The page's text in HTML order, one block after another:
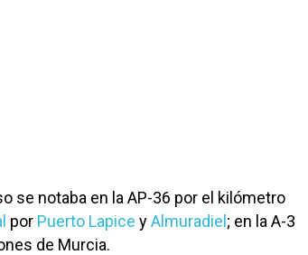
se notaba en la AP-36 por el kilómetro
por Puerto Lapice yAlmuradiel ; en la A-3
de Murcia.